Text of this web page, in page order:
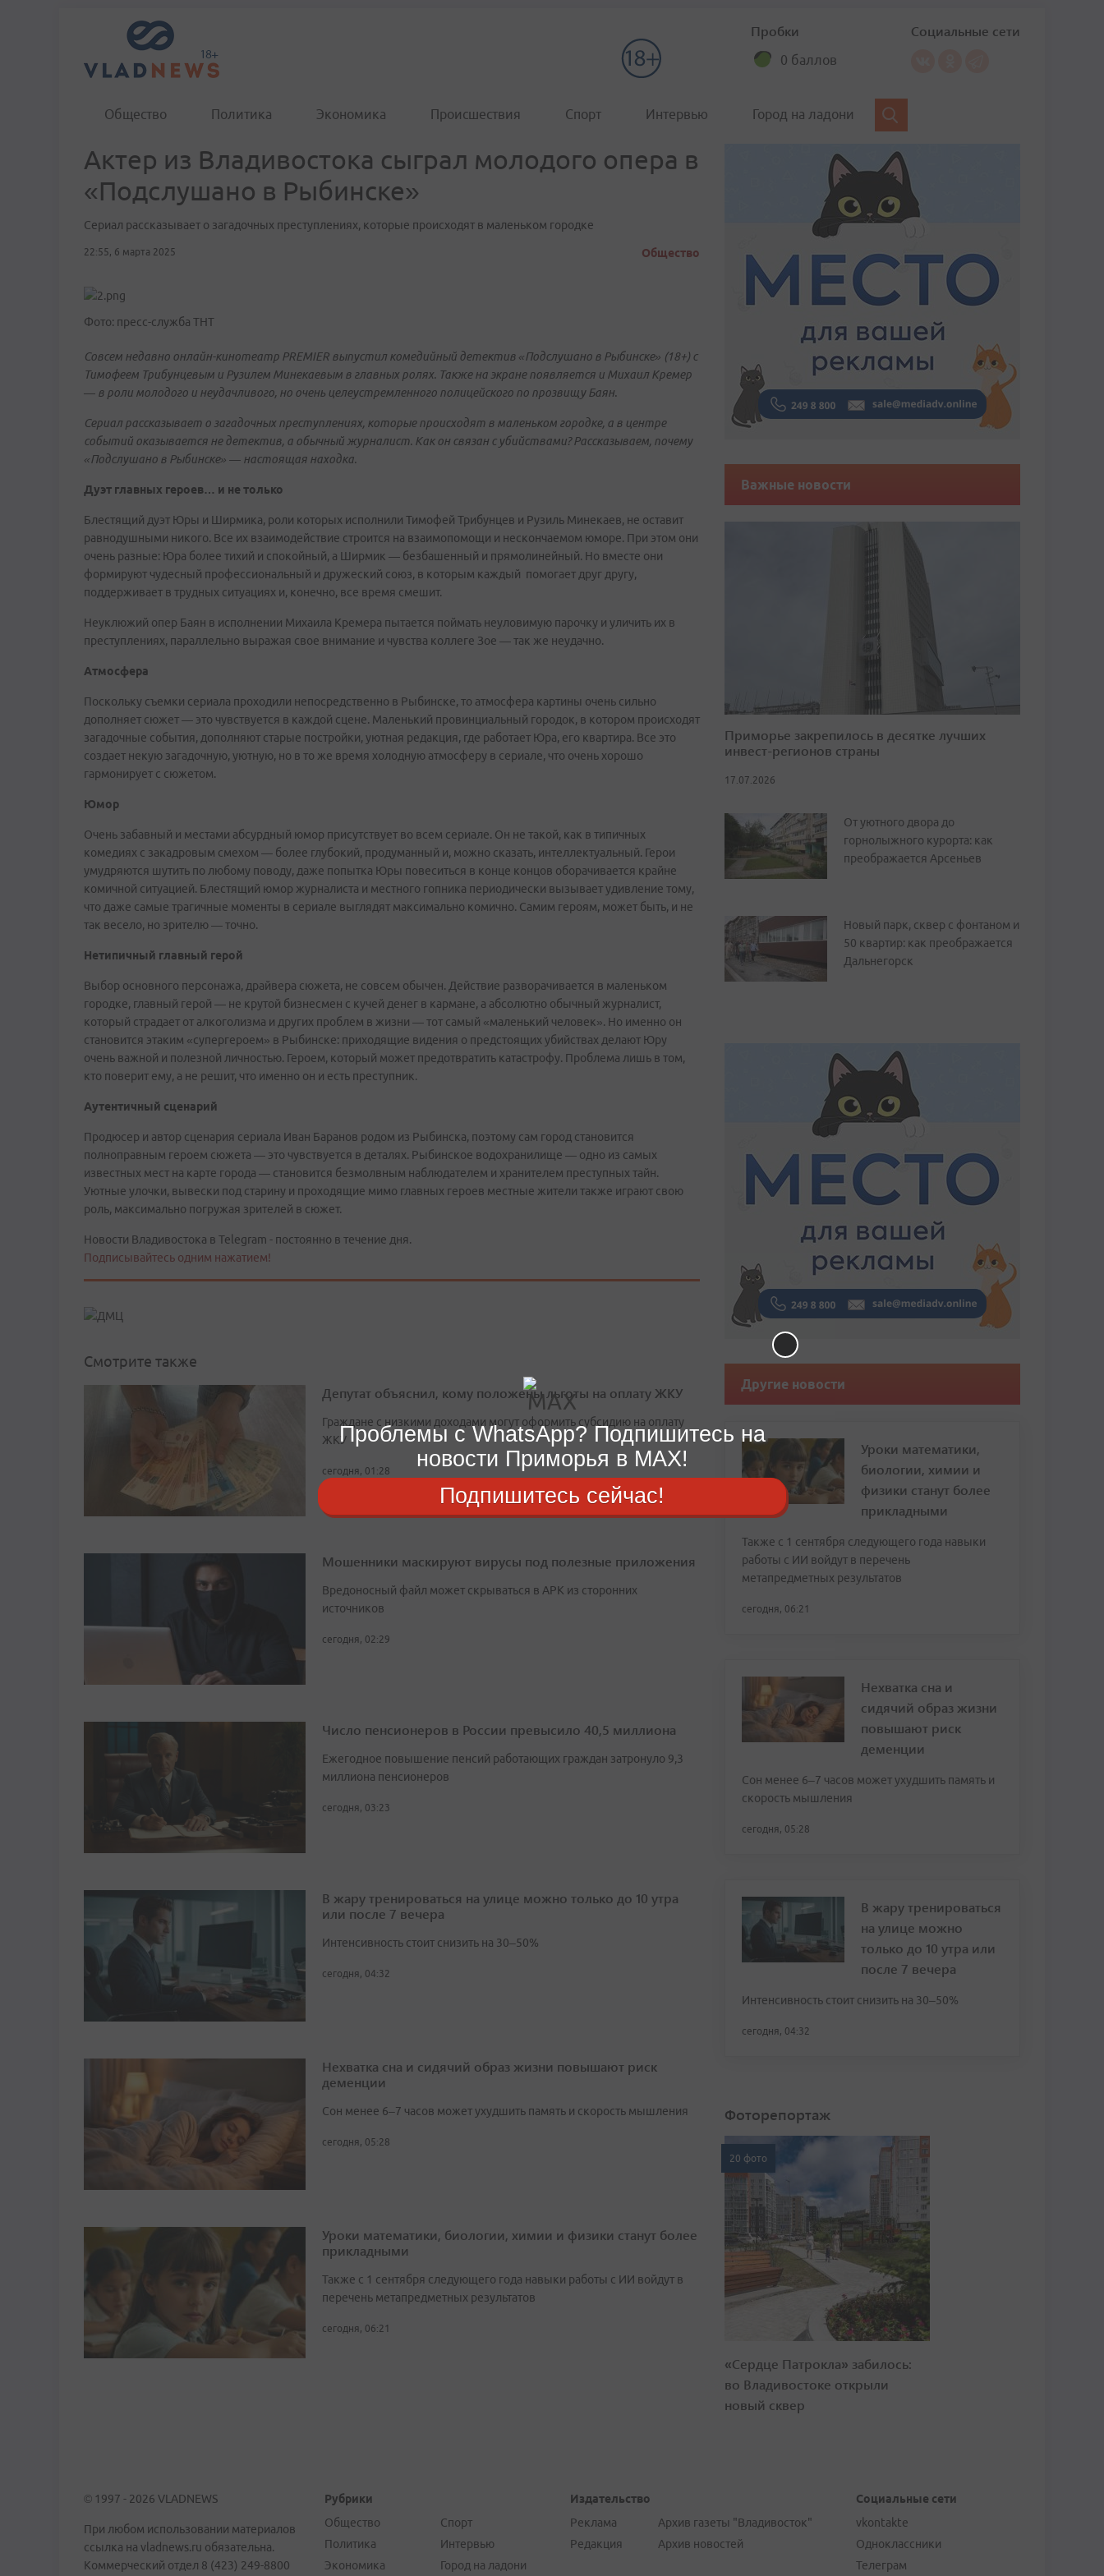
Пробки
0 баллов
Социальные сети
Общество Политика Экономика Происшествия Спорт Интервью Город на ладони
Актер из Владивостока сыграл молодого опера в
«Подслушано в Рыбинске»
Сериал рассказывает о загадочных преступлениях, которые происходят в маленьком городке
22:55, 6 марта 2025 Общество
Фото: пресс-служба ТНТ
Совсем недавно онлайн-кинотеатр PREMIER выпустил комедийный детектив «Подслушано в Рыбинске» (18+) с
Тимофеем Трибунцевым и Рузилем Минекаевым в главных ролях. Также на экране появляется и Михаил Кремер
— в роли молодого и неудачливого, но очень целеустремленного полицейского по прозвищу Баян.
Сериал рассказывает о загадочных преступлениях, которые происходят в маленьком городке, а в центре
событий оказывается не детектив, а обычный журналист. Как он связан с убийствами? Рассказываем, почему
«Подслушано в Рыбинске» — настоящая находка.
Дуэт главных героев… и не только
Блестящий дуэт Юры и Ширмика, роли которых исполнили Тимофей Трибунцев и Рузиль Минекаев, не оставит
равнодушными никого. Все их взаимодействие строится на взаимопомощи и нескончаемом юморе. При этом они
очень разные: Юра более тихий и спокойный, а Ширмик — безбашенный и прямолинейный. Но вместе они
формируют чудесный профессиональный и дружеский союз, в которым каждый помогает друг другу,
поддерживает в трудных ситуациях и, конечно, все время смешит.
Неуклюжий опер Баян в исполнении Михаила Кремера пытается поймать неуловимую парочку и уличить их в
преступлениях, параллельно выражая свое внимание и чувства коллеге Зое — так же неудачно.
Атмосфера
Поскольку съемки сериала проходили непосредственно в Рыбинске, то атмосфера картины очень сильно
дополняет сюжет — это чувствуется в каждой сцене. Маленький провинциальный городок, в котором происходят
загадочные события, дополняют старые постройки, уютная редакция, где работает Юра, его квартира. Все это
создает некую загадочную, уютную, но в то же время холодную атмосферу в сериале, что очень хорошо
гармонирует с сюжетом.
Юмор
Очень забавный и местами абсурдный юмор присутствует во всем сериале. Он не такой, как в типичных
комедиях с закадровым смехом — более глубокий, продуманный и, можно сказать, интеллектуальный. Герои
умудряются шутить по любому поводу, даже попытка Юры повеситься в конце концов оборачивается крайне
комичной ситуацией. Блестящий юмор журналиста и местного гопника периодически вызывает удивление тому,
что даже самые трагичные моменты в сериале выглядят максимально комично. Самим героям, может быть, и не
так весело, но зрителю — точно.
Нетипичный главный герой
Выбор основного персонажа, драйвера сюжета, не совсем обычен. Действие разворачивается в маленьком
городке, главный герой — не крутой бизнесмен с кучей денег в кармане, а абсолютно обычный журналист,
который страдает от алкоголизма и других проблем в жизни — тот самый «маленький человек». Но именно он
становится этаким «супергероем» в Рыбинске: приходящие видения о предстоящих убийствах делают Юру
очень важной и полезной личностью. Героем, который может предотвратить катастрофу. Проблема лишь в том,
кто поверит ему, а не решит, что именно он и есть преступник.
Аутентичный сценарий
Продюсер и автор сценария сериала Иван Баранов родом из Рыбинска, поэтому сам город становится
полноправным героем сюжета — это чувствуется в деталях. Рыбинское водохранилище — одно из самых
известных мест на карте города — становится безмолвным наблюдателем и хранителем преступных тайн.
Уютные улочки, вывески под старину и проходящие мимо главных героев местные жители также играют свою
роль, максимально погружая зрителей в сюжет.
Новости Владивостока в Telegram - постоянно в течение дня.
Подписывайтесь одним нажатием!
Смотрите также
Депутат объяснил, кому положены льготы на оплату ЖКУ
Граждане с низкими доходами могут оформить субсидию на оплату
ЖКУ
сегодня, 01:28
Мошенники маскируют вирусы под полезные приложения
Вредоносный файл может скрываться в APK из сторонних
источников
сегодня, 02:29
Число пенсионеров в России превысило 40,5 миллиона
Ежегодное повышение пенсий работающих граждан затронуло 9,3
миллиона пенсионеров
сегодня, 03:23
В жару тренироваться на улице можно только до 10 утра
или после 7 вечера
Интенсивность стоит снизить на 30–50%
сегодня, 04:32
Нехватка сна и сидячий образ жизни повышают риск
деменции
Сон менее 6–7 часов может ухудшить память и скорость мышления
сегодня, 05:28
Уроки математики, биологии, химии и физики станут более
прикладными
Также с 1 сентября следующего года навыки работы с ИИ войдут в
перечень метапредметных результатов
сегодня, 06:21
Важные новости
Приморье закрепилось в десятке лучших
инвест-регионов страны
17.07.2026
От уютного двора до
горнолыжного курорта: как
преображается Арсеньев
Новый парк, сквер с фонтаном и
50 квартир: как преображается
Дальнегорск
Другие новости
Уроки математики,
биологии, химии и
физики станут более
прикладными
Также с 1 сентября следующего года навыки
работы с ИИ войдут в перечень
метапредметных результатов
сегодня, 06:21
Нехватка сна и
сидячий образ жизни
повышают риск
деменции
Сон менее 6–7 часов может ухудшить память и
скорость мышления
сегодня, 05:28
В жару тренироваться
на улице можно
только до 10 утра или
после 7 вечера
Интенсивность стоит снизить на 30–50%
сегодня, 04:32
Фоторепортаж
20 фото
«Сердце Патрокла» забилось:
во Владивостоке открыли
новый сквер
© 1997 - 2026 VLADNEWS
При любом использовании материалов
ссылка на vladnews.ru обязательна.
Коммерческий отдел 8 (423) 249-8800
Рубрики
Общество
Политика
Экономика
Спорт
Интервью
Город на ладони
Издательство
Реклама
Редакция
Архив газеты "Владивосток"
Архив новостей
Социальные сети
vkontakte
Одноклассники
Телеграм
Проблемы с WhatsApp? Подпишитесь на
новости Приморья в MAX!
Подпишитесь сейчас!